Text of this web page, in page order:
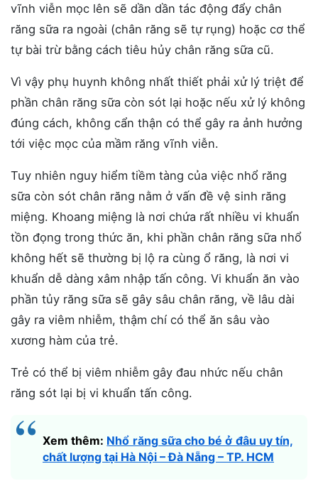
vĩnh viễn mọc lên sẽ dần dần tác động đẩy chân
răng sữa ra ngoài (chân răng sẽ tự rụng) hoặc cơ thể
tự bài trừ bằng cách tiêu hủy chân răng sữa cũ.
Vì vậy phụ huynh không nhất thiết phải xử lý triệt để
phần chân răng sữa còn sót lại hoặc nếu xử lý không
đúng cách, không cẩn thận có thể gây ra ảnh hưởng
tới việc mọc của mầm răng vĩnh viễn.
Tuy nhiên nguy hiểm tiềm tàng của việc nhổ răng
sữa còn sót chân răng nằm ở vấn đề vệ sinh răng
miệng. Khoang miệng là nơi chứa rất nhiều vi khuẩn
tồn đọng trong thức ăn, khi phần chân răng sữa nhổ
không hết sẽ thường bị lộ ra cùng ổ răng, là nơi vi
khuẩn dễ dàng xâm nhập tấn công. Vi khuẩn ăn vào
phần tủy răng sữa sẽ gây sâu chân răng, về lâu dài
gây ra viêm nhiễm, thậm chí có thể ăn sâu vào
xương hàm của trẻ.
Trẻ có thể bị viêm nhiễm gây đau nhức nếu chân
răng sót lại bị vi khuẩn tấn công.
Xem thêm: Nhổ răng sữa cho bé ở đâu uy tín,
chất lượng tại Hà Nội – Đà Nẵng – TP. HCM